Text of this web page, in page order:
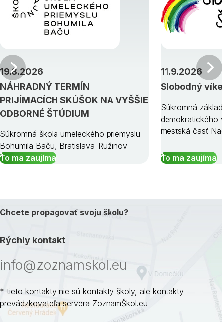
NÁHRADNÝ TERMÍN
PRIJÍMACÍCH SKÚŠOK NA VYŠŠIE
ODBORNÉ ŠTÚDIUM
19.8.2026
Súkromná škola umeleckého priemyslu
Bohumila Baču, Bratislava-Ružinov
To ma zaujíma
Slobodný
11.9.2026
Súkromná
demokratického
mestská časť
To ma zaujíma
Predchádzajúci
Chcete propagovať svoju školu?
Rýchly kontakt
info@zoznamskol.eu
* tieto kontakty nie sú kontakty školy, ale kontakty
prevádzkovateľa servera ZoznamŠkol.eu